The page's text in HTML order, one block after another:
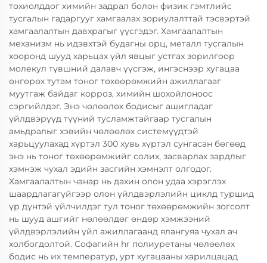
тохиолддог химийн задрал болон физик гэмтлийс
тусгалын гадаргууг хамгаалах зориулалттай тэсвэртэй
хамгаалалтын давхрагыг үүсгэдэг. Хамгаалалтын
механизм нь идэвхтэй будагны орц, металл тусгалын
хооронд шууд харьцах үйл явцыг устгах зорилгоор
молекул түвшний далавч үүсгэж, ингэснээр хугацаа
өнгөрөх тутам тоног төхөөрөмжийн ажиллагааг
муутгаж байдаг корроз, химийн шохойлоноос
сэргийлдэг. Энэ чөлөөлөх бодисыг ашигладаг
үйлдвэрүүд түүний тусламжтайгаар тусгалын
амьдралыг хэвийн чөлөөлөх системүүдтэй
харьцуулахад хүртэл 300 хувь хүртэл сунгасан бөгөөд
энэ нь тоног төхөөрөмжийг солих, засварлах зардлыг
хэмнэж чухал эдийн засгийн хэмнэлт олгодог.
Хамгаалалтын чанар нь дахин олон удаа хэрэглэх
шаардлагагүйгээр олон үйлдвэрлэлийн циклд туршид
үр дүнтэй үйлчилдэг тул тоног төхөөрөмжийн зогсолт
нь шууд ашгийг нөлөөлдөг өндөр хэмжээний
үйлдвэрлэлийн үйл ажиллагаанд ялангуяа чухал ач
холбогдолтой. Софагийн hr полиуретаны чөлөөлөх
бодис нь их температур, урт хугацааны харилцацад